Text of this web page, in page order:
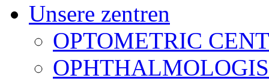
Unsere zentren
OPTOMETRIC